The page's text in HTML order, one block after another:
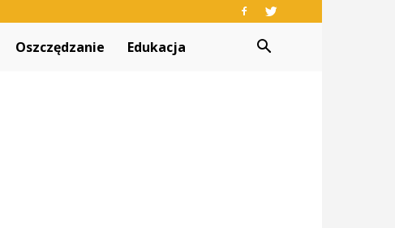
Oszczędzanie Edukacja